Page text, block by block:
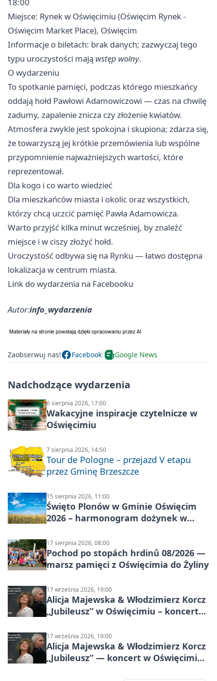
Miejsce: Rynek w Oświęcimiu (Oświęcim Rynek -
Oświęcim Market Place), Oświęcim
Informacje o biletach: brak danych; zazwyczaj tego
typu uroczystości mają wstęp wolny.
O wydarzeniu
To spotkanie pamięci, podczas którego mieszkańcy
oddają hołd Pawłowi Adamowiczowi — czas na chwilę
zadumy, zapalenie znicza czy złożenie kwiatów.
Atmosfera zwykle jest spokojna i skupiona; zdarza się,
że towarzyszą jej krótkie przemówienia lub wspólne
przypomnienie najważniejszych wartości, które
reprezentował.
Dla kogo i co warto wiedzieć
Dla mieszkańców miasta i okolic oraz wszystkich,
którzy chcą uczcić pamięć Pawła Adamowicza.
Warto przyjść kilka minut wcześniej, by znaleźć
miejsce i w ciszy złożyć hołd.
Uroczystość odbywa się na Rynku — łatwo dostępna
lokalizacja w centrum miasta.
Link do wydarzenia na Facebooku
Autor:info_wydarzenia
Zaobserwuj nas! Facebook Google News
Nadchodzące wydarzenia
6 sierpnia 2026, 17:00
Wakacyjne inspiracje czytelnicze w
Oświęcimiu
7 sierpnia 2026, 14:50
Tour de Pologne – przejazd V etapu
przez Gminę Brzeszcze
15 sierpnia 2026, 11:00
Święto Plonów w Gminie Oświęcim
2026 – harmonogram dożynek w
17 sierpnia 2026, 08:00
Pochod po stopách hrdinů 08/2026 —
marsz pamięci z Oświęcimia do Żyliny
17 września 2026, 19:00
Alicja Majewska & Włodzimierz Korcz
„Jubileusz” w Oświęcimiu – koncert
17 września 2026, 19:00
Alicja Majewska & Włodzimierz Korcz
„Jubileusz” — koncert w Oświęcimiu,